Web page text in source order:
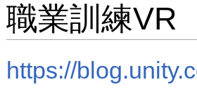
職業訓練VR
ナ
ビ
検
索https://